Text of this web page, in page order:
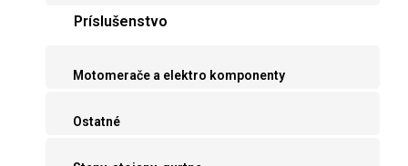
Príslušenstvo
Motomerače a elektro komponenty
Ostatné